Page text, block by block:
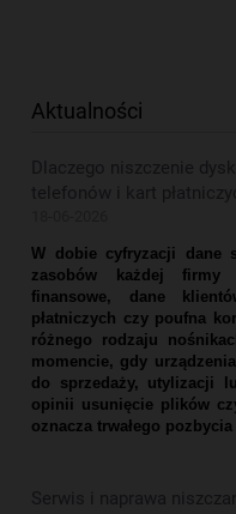
Aktualności
Dlaczego niszczenie
telefonów i kart
W dobie cyfryzacji dane
zasobów każdej firmy
finansowe, dane
płatniczych czy poufna
różnego rodzaju
momencie, gdy
do sprzedaży, utylizacji
opinii usunięcie plików
oznacza trwałego
Serwis i naprawa